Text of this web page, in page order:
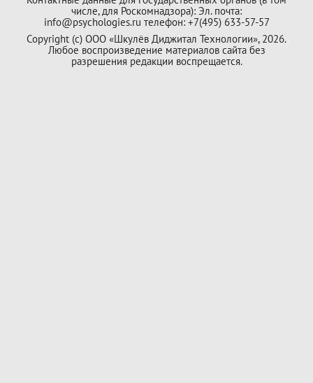
числе, для Роскомнадзора): Эл. почта:
info@psychologies.ru телефон: +7(495) 633-57-57
Copyright (с) ООО «Шкулёв Диджитал Технологии», 2026.
Любое воспроизведение материалов сайта без
разрешения редакции воспрещается.